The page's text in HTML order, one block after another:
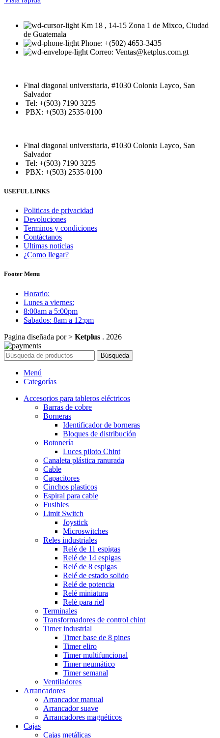
Km 18 , 14-15 Zona 1 de Mixco, Ciudad
de Guatemala
Phone: +(502) 4653-3435
Correo: Ventas@ketplus.com.gt
Final diagonal universitaria, #1030 Colonia Layco, San
Salvador
Tel: +(503) 7190 3225
PBX: +(503) 2535-0100
Final diagonal universitaria, #1030 Colonia Layco, San
Salvador
Tel: +(503) 7190 3225
PBX: +(503) 2535-0100
USEFUL LINKS
Politicas de privacidad
Devoluciones
Terminos y condiciones
Contáctanos
Ultimas noticias
¿Como llegar?
Footer Menu
Horario:
Lunes a viernes:
8:00am a 5:00pm
Sabados: 8am a 12:pm
Pagina diseñada por > Ketplus . 2026
Búsqueda
Menú
Categorías
Accesorios para tableros eléctricos
Barras de cobre
Borneras
Identificador de borneras
Bloques de distribución
Botonería
Luces piloto Chint
Canaleta plástica ranurada
Cable
Capacitores
Cinchos plasticos
Espiral para cable
Fusibles
Limit Switch
Joystick
Microswitches
Reles industriales
Relé de 11 espigas
Relé de 14 espigas
Relé de 8 espigas
Relé de estado solido
Relé de potencia
Relé miniatura
Relé para riel
Terminales
Transformadores de control chint
Timer industrial
Timer base de 8 pines
Timer eliro
Timer multifuncional
Timer neumático
Timer semanal
Ventiladores
Arrancadores
Arrancador manual
Arrancador suave
Arrancadores magnéticos
Cajas
Cajas metálicas